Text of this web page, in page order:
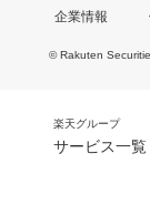
企業情報
© Rakuten
楽天グループ
サービス一覧